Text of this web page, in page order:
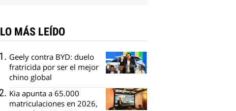
LO MÁS LEÍDO
Geely contra BYD: duelo
fratricida por ser el mejor
chino global
Kia apunta a 65.000
matriculaciones en 2026,